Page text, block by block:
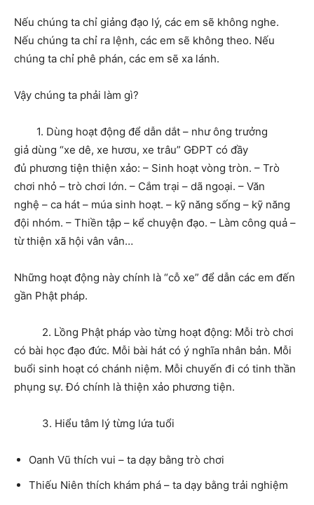
Nếu chúng ta chỉ giảng đạo lý, các em sẽ không nghe.
Nếu chúng ta chỉ ra lệnh, các em sẽ không theo. Nếu
chúng ta chỉ phê phán, các em sẽ xa lánh.
Vậy chúng ta phải làm gì?
1. Dùng hoạt động để dẫn dắt – như ông trưởng
giả dùng “xe dê, xe hươu, xe trâu” GĐPT có đầy
đủ phương tiện thiện xảo: – Sinh hoạt vòng tròn. – Trò
chơi nhỏ – trò chơi lớn. – Cắm trại – dã ngoại. – Văn
nghệ – ca hát – múa sinh hoạt. – kỹ năng sống – kỹ năng
đội nhóm. – Thiền tập – kể chuyện đạo. – Làm công quả –
từ thiện xã hội vân vân…
Những hoạt động này chính là “cỗ xe” để dẫn các em đến
gần Phật pháp.
2. Lồng Phật pháp vào từng hoạt động: Mỗi trò chơi
có bài học đạo đức. Mỗi bài hát có ý nghĩa nhân bản. Mỗi
buổi sinh hoạt có chánh niệm. Mỗi chuyến đi có tinh thần
phụng sự. Đó chính là thiện xảo phương tiện.
3. Hiểu tâm lý từng lứa tuổi
Oanh Vũ thích vui – ta dạy bằng trò chơi
Thiếu Niên thích khám phá – ta dạy bằng trải nghiệm